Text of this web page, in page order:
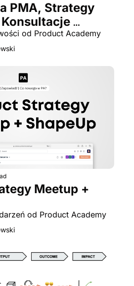
PMA, Strategy
od Product Academy
Meetup +
od Product Academy